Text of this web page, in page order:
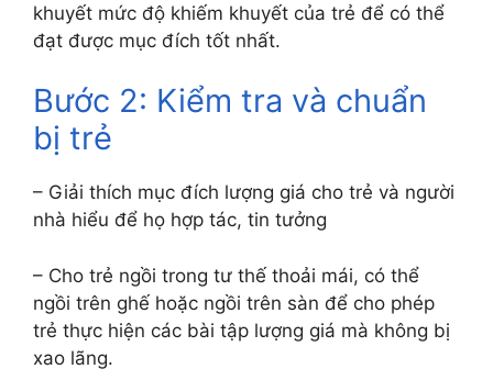
khuyết mức độ khiếm khuyết của trẻ để có thể
đạt được mục đích tốt nhất.
Bước 2: Kiểm tra và chuẩn
bị trẻ
– Giải thích mục đích lượng giá cho trẻ và người
nhà hiểu để họ hợp tác, tin tưởng
– Cho trẻ ngồi trong tư thế thoải mái, có thể
ngồi trên ghế hoặc ngồi trên sàn để cho phép
trẻ thực hiện các bài tập lượng giá mà không bị
xao lãng.